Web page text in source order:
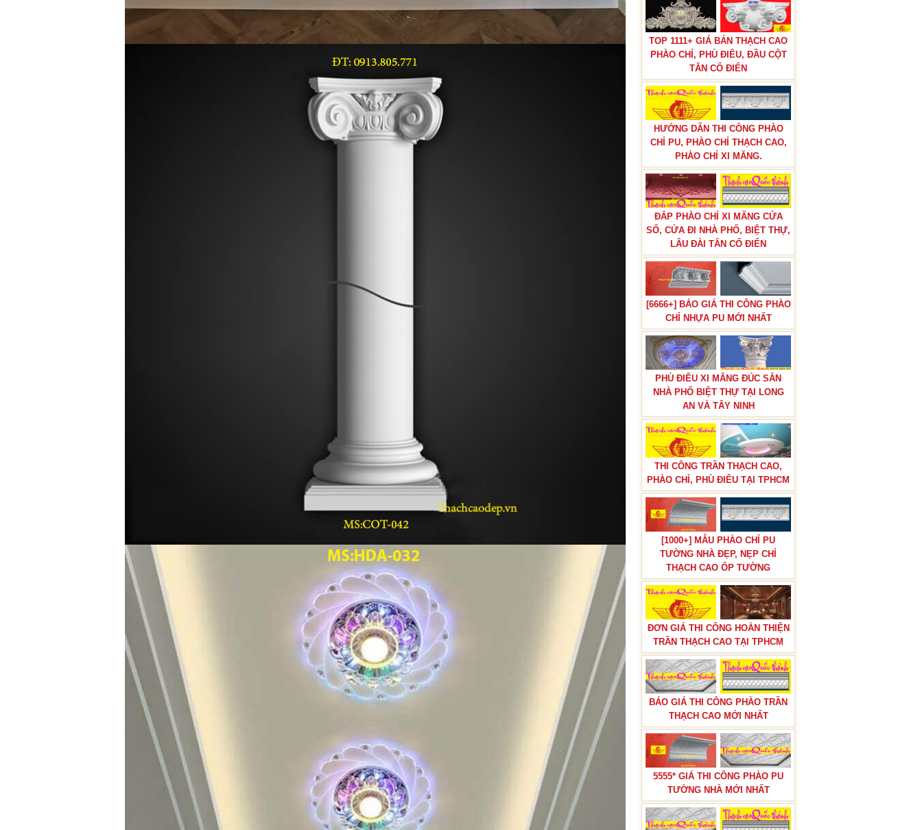
TOP 1111+ GIÁ BÁN THẠCH CAO
PHÀO CHỈ, PHÙ ĐIÊU, ĐẦU CỘT
TÂN CỔ ĐIỂN
HƯỚNG DẪN THI CÔNG PHÀO
CHỈ PU, PHÀO CHỈ THẠCH CAO,
PHÀO CHỈ XI MĂNG.
ĐẮP PHÀO CHỈ XI MĂNG CỬA
SỔ, CỬA ĐI NHÀ PHỐ, BIỆT THỰ,
LÂU ĐÀI TÂN CỔ ĐIỂN
[6666+] BÁO GIÁ THI CÔNG PHÀO
CHỈ NHỰA PU MỚI NHẤT
PHÙ ĐIÊU XI MĂNG ĐÚC SẴN
NHÀ PHỐ BIỆT THỰ TẠI LONG
AN VÀ TÂY NINH
THI CÔNG TRẦN THẠCH CAO,
PHÀO CHỈ, PHÙ ĐIÊU TẠI TPHCM
[1000+] MẪU PHÀO CHỈ PU
TƯỜNG NHÀ ĐẸP, NẸP CHỈ
THẠCH CAO ỐP TƯỜNG
ĐƠN GIÁ THI CÔNG HOÀN THIỆN
TRẦN THẠCH CAO TẠI TPHCM
BÁO GIÁ THI CÔNG PHÀO TRẦN
THẠCH CAO MỚI NHẤT
5555* GIÁ THI CÔNG PHÀO PU
TƯỜNG NHÀ MỚI NHẤT
BÁO GIÁ THI CÔNG PHÀO CHỈ
PU TÂN CỔ ĐIỂN TẠI TPHCM
BÁO GIÁ THI CÔNG TRẦN THẠCH
CAO TRỌN GÓI
BÁN ĐÔN HOA,TRỤ ĐÔN HOA
CƯỚI TRANG TRÍ LỐI ĐI NHÀ
HÀNG TIỆC CƯỚI